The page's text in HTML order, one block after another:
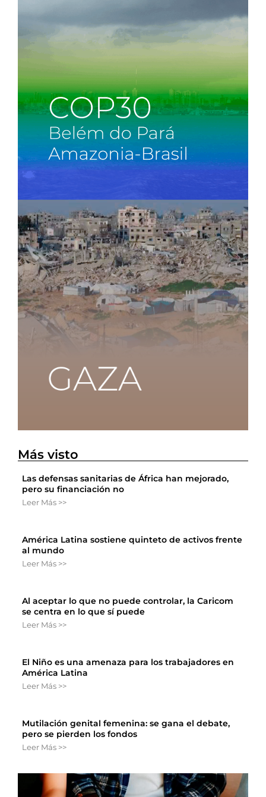
Más visto
Las defensas sanitarias de África han mejorado,
pero su financiación no
Leer Más >>
América Latina sostiene quinteto de activos frente
al mundo
Leer Más >>
Al aceptar lo que no puede controlar, la Caricom
se centra en lo que sí puede
Leer Más >>
El Niño es una amenaza para los trabajadores en
América Latina
Leer Más >>
Mutilación genital femenina: se gana el debate,
pero se pierden los fondos
Leer Más >>